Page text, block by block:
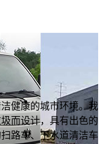
健康的城市环境。我
而设计，具有出色的
路车、下水道清洁车